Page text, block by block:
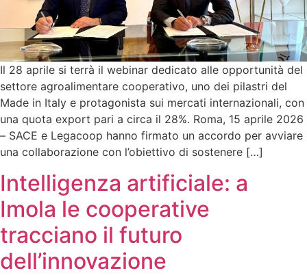
Il 28 aprile si terrà il webinar dedicato alle opportunità del
settore agroalimentare cooperativo, uno dei pilastri del
Made in Italy e protagonista sui mercati internazionali, con
una quota export pari a circa il 28%. Roma, 15 aprile 2026
– SACE e Legacoop hanno firmato un accordo per avviare
una collaborazione con l’obiettivo di sostenere […]
Intelligenza artificiale: a
Imola le cooperative
tracciano il futuro
dell’innovazione